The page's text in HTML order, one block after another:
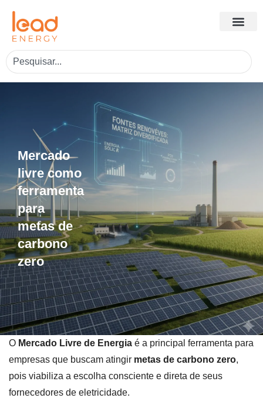
Mercado
livre como
ferramenta
para
metas de
carbono
zero
O Mercado Livre de Energia é a principal ferramenta para
empresas que buscam atingir metas de carbono zero,
pois viabiliza a escolha consciente e direta de seus
fornecedores de eletricidade.